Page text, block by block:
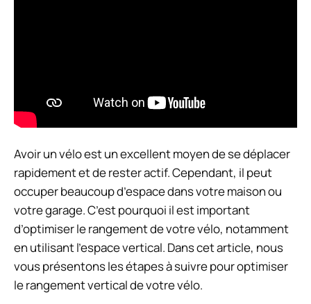
Avoir un vélo est un excellent moyen de se déplacer
rapidement et de rester actif. Cependant, il peut
occuper beaucoup d’espace dans votre maison ou
votre garage. C’est pourquoi il est important
d’optimiser le rangement de votre vélo, notamment
en utilisant l’espace vertical. Dans cet article, nous
vous présentons les étapes à suivre pour optimiser
le rangement vertical de votre vélo.